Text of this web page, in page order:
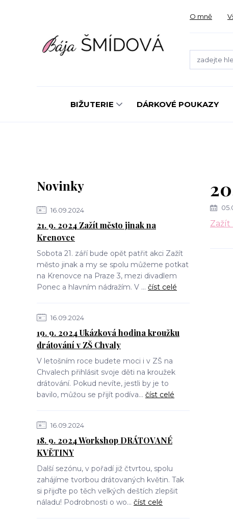
O mně
BIŽUTERIE DÁRKOVÉ POUKAZY
Novinky
16.09.2024
21. 9. 2024 Zažít město jinak na
Krenovce
Sobota 21. září bude opět patřit akci Zažít
město jinak a my se spolu můžeme potkat
na Krenovce na Praze 3, mezi divadlem
Ponec a hlavním nádražím. V ... číst celé
16.09.2024
19. 9. 2024 Ukázková hodina kroužku
drátování v ZŠ Chvaly
V letošním roce budete moci i v ZŠ na
Chvalech přihlásit svoje děti na kroužek
drátování. Pokud nevíte, jestli by je to
bavilo, můžou se přijít podíva... číst celé
16.09.2024
18. 9. 2024 Workshop DRÁTOVANÉ
KVĚTINY
Další sezónu, v pořadí již čtvrtou, spolu
zahájíme tvorbou drátovaných květin. Tak
si přijďte po těch velkých deštích zlepšit
náladu! Podrobnosti o wo... číst celé
Zažít